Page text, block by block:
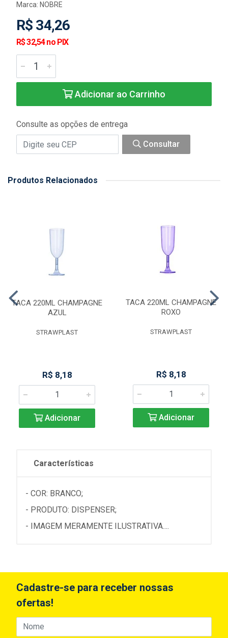
Marca: NOBRE
R$ 34,26
R$ 32,54 no PIX
Adicionar ao Carrinho
Consulte as opções de entrega
Consultar
Produtos Relacionados
TACA 220ML CHAMPAGNE
AZUL
STRAWPLAST
R$ 8,18
Adicionar
TACA 220ML CHAMPAGNE
ROXO
STRAWPLAST
R$ 8,18
Adicionar
Características
- COR: BRANCO;
- PRODUTO: DISPENSER;
- IMAGEM MERAMENTE ILUSTRATIVA....
Cadastre-se para receber nossas
ofertas!